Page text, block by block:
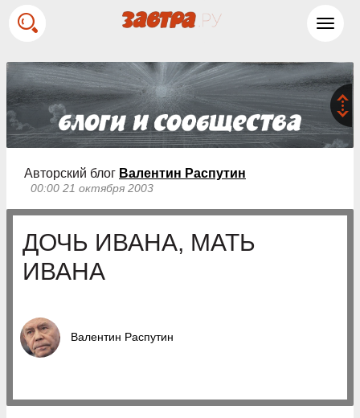
Авторский блог Валентин Распутин
00:00 21 октября 2003
ДОЧЬ ИВАНА, МАТЬ
ИВАНА
Валентин Распутин